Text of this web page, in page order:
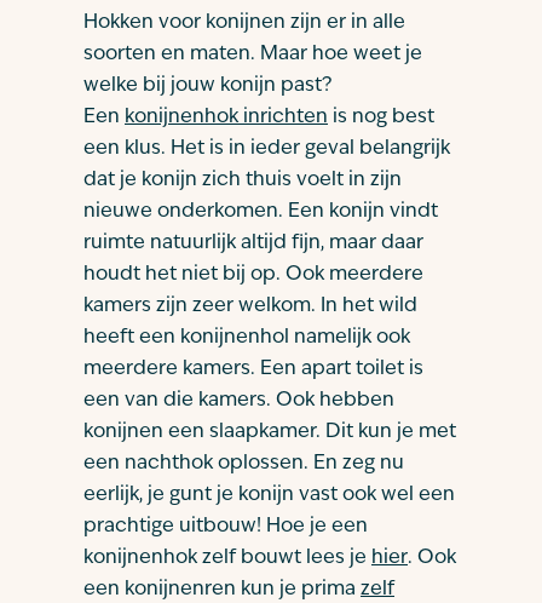
Hokken voor konijnen zijn er in alle
soorten en maten. Maar hoe weet je
welke bij jouw konijn past?
Een konijnenhok inrichten is nog best
een klus. Het is in ieder geval belangrijk
dat je konijn zich thuis voelt in zijn
nieuwe onderkomen. Een konijn vindt
ruimte natuurlijk altijd fijn, maar daar
houdt het niet bij op. Ook meerdere
kamers zijn zeer welkom. In het wild
heeft een konijnenhol namelijk ook
meerdere kamers. Een apart toilet is
een van die kamers. Ook hebben
konijnen een slaapkamer. Dit kun je met
een nachthok oplossen. En zeg nu
eerlijk, je gunt je konijn vast ook wel een
prachtige uitbouw! Hoe je een
konijnenhok zelf bouwt lees je hier. Ook
een konijnenren kun je prima zelf